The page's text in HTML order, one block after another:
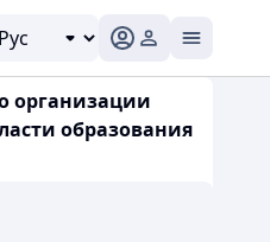
организации
образования